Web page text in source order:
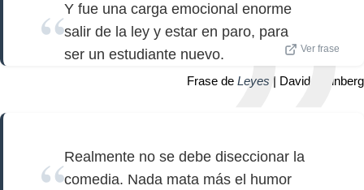
Y fue una carga emocional enorme
salir de la ley y estar en paro, para
ser un estudiante nuevo.
Ver frase
Frase de Leyes | David Steinberg
Realmente no se debe diseccionar la
comedia. Nada mata más el humor